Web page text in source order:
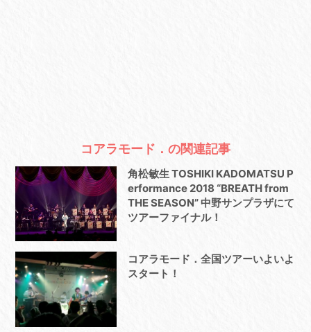
コアラモード．の関連記事
角松敏生 TOSHIKI KADOMATSU P
erformance 2018 “BREATH from
THE SEASON” 中野サンプラザにて
ツアーファイナル！
コアラモード．全国ツアーいよいよ
スタート！